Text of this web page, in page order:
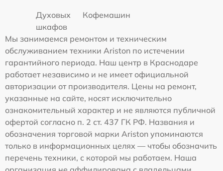
Духовых
шкафов
Кофемашин
Мы занимаемся ремонтом и техническим
обслуживанием техники Ariston по истечении
гарантийного периода. Наш центр в Краснодаре
работает независимо и не имеет официальной
авторизации от производителя. Цены на ремонт,
указанные на сайте, носят исключительно
ознакомительный характер и не являются публичной
офертой согласно п. 2 ст. 437 ГК РФ. Названия и
обозначения торговой марки Ariston упоминаются
только в информационных целях — чтобы обозначить
перечень техники, с которой мы работаем. Наша